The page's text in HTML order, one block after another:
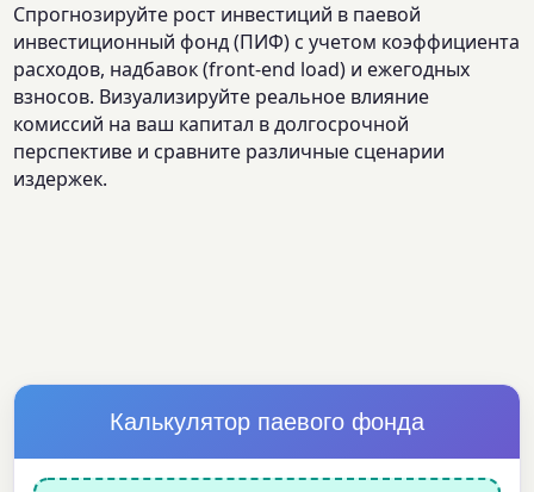
Спрогнозируйте рост инвестиций в паевой
инвестиционный фонд (ПИФ) с учетом коэффициента
расходов, надбавок (front-end load) и ежегодных
взносов. Визуализируйте реальное влияние
комиссий на ваш капитал в долгосрочной
перспективе и сравните различные сценарии
издержек.
Калькулятор паевого фонда